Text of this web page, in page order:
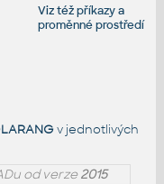
Viz téžpříkazya
proměnné prostředí
v jednotlivých
od verze2015